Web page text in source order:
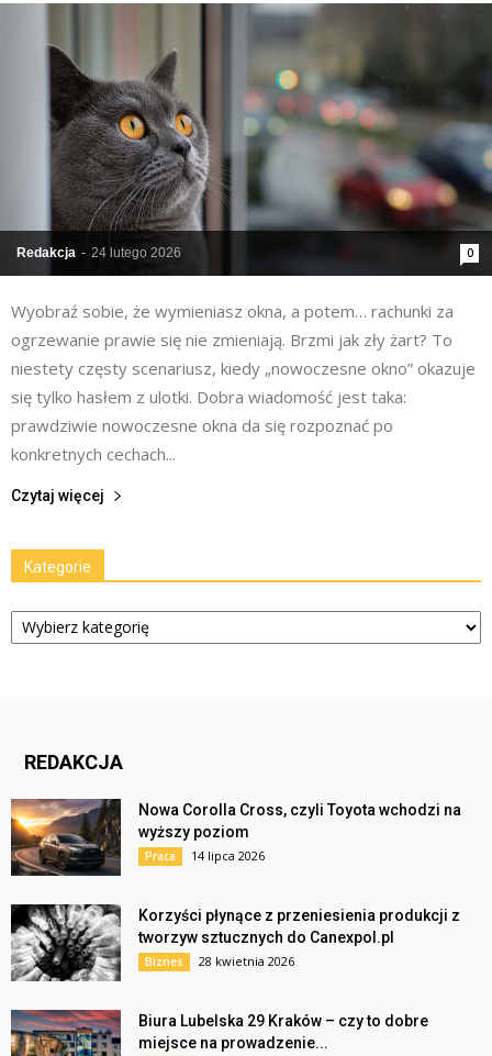
Redakcja - 24 lutego 2026 0
Wyobraź sobie, że wymieniasz okna, a potem… rachunki za
ogrzewanie prawie się nie zmieniają. Brzmi jak zły żart? To
niestety częsty scenariusz, kiedy „nowoczesne okno” okazuje
się tylko hasłem z ulotki. Dobra wiadomość jest taka:
prawdziwie nowoczesne okna da się rozpoznać po
konkretnych cechach...
Czytaj więcej
Kategorie
Kategorie
REDAKCJA
Nowa Corolla Cross, czyli Toyota wchodzi na
wyższy poziom
Praca 14 lipca 2026
Korzyści płynące z przeniesienia produkcji z
tworzyw sztucznych do Canexpol.pl
Biznes 28 kwietnia 2026
Biura Lubelska 29 Kraków – czy to dobre
miejsce na prowadzenie...